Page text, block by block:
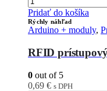
Pridať do košíka
Rýchly náhľad
Arduino + moduly,
RFID
0 out of 5
0,69 € s DPH